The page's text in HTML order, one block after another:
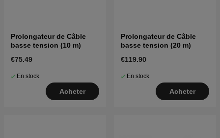
Prolongateur de Câble
basse tension (10 m)
€75.49
En stock
Acheter
Prolongateur de Câble
basse tension (20 m)
€119.90
En stock
Acheter